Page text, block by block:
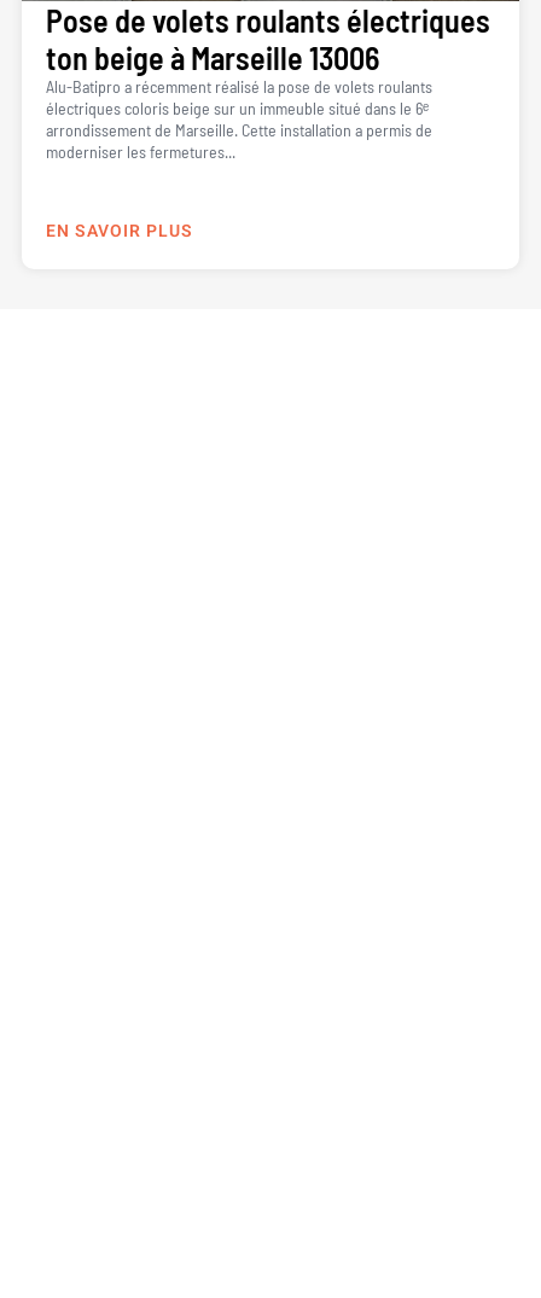
Pose de volets roulants électriques
ton beige à Marseille 13006
Alu-Batipro a récemment réalisé la pose de volets roulants
électriques coloris beige sur un immeuble situé dans le 6ᵉ
arrondissement de Marseille. Cette installation a permis de
moderniser les fermetures...
EN SAVOIR PLUS